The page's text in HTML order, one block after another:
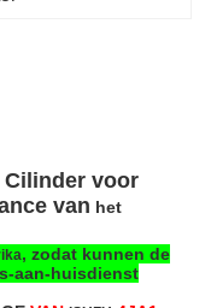
Cilinder voor
van het
, zodat kunnen de
aan-huisdienst